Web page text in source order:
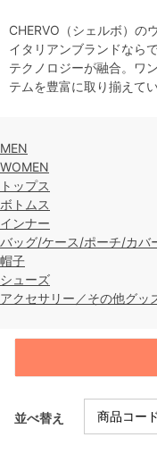
CHERVO（シェルボ）の
イタリアンブランドなら
テクノロジーが融合。ワ
テムを豊富に取り揃えてい
MEN
WOMEN
トップス
ボトムス
インナー
バッグ/ケース/ポーチ/カバ
帽子
シューズ
アクセサリー／その他グッ
並べ替え